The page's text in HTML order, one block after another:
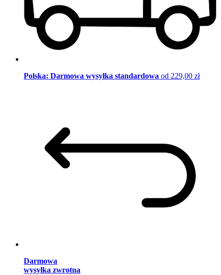
Polska: Darmowa wysyłka standardowa od 229,00 zł
Darmowa
wysyłka zwrotna